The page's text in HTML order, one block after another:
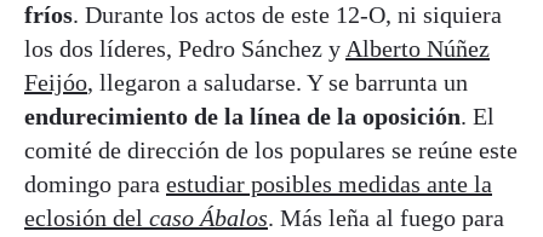
fríos. Durante los actos de este 12-O, ni siquiera
los dos líderes, Pedro Sánchez yAlberto Núñez
Feijóo, llegaron a saludarse. Y se barrunta un
endurecimiento de la línea de la oposición. El
comité de dirección de los populares se reúne este
domingo para estudiar posibles medidas ante la
eclosión del caso Ábalos. Más leña al fuego para